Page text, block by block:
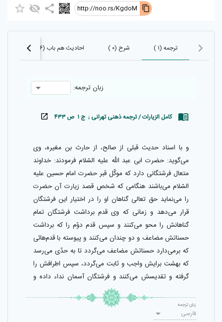
http://noo.rs/KgdoM
ترجمه (۱ ) شرح (۰ ) احادیث هم باب (۶۶۶)
زبان ترجمه:
کامل الزیارات / ترجمه ذهنی تهرانی ; ج ۱ ص ۴۳۳
و با اسناد حديث قبلى از صالح، از حارث بن مغيره، وى
مى‌گويد: حضرت ابى عبد اللّٰه عليه السّلام فرمودند: خداوند
متعال فرشتگانى دارد كه موكّل قبر حضرت امام حسين عليه
السّلام مى‌باشند هنگامى كه شخص قصد زيارت آن حضرت
را مى‌نمايد حق تعالى گناهان او را در اختيار اين فرشتگان
قرار مى‌دهد و زمانى كه وى قدم برداشت فرشتگان تمام
گناهانش را محو مى‌كنند و سپس قدم دوّم را كه برداشت
حسناتش مضاعف و دو چندان مى‌كنند و پيوسته با قدم‌هائى
كه برمى‌دارد حسناتش مضاعف مى‌گردد تا به حدّى مى‌رسد
كه بهشت برايش واجب و ثابت مى‌گردد، سپس اطرافش را
گرفته و تقديسش مى‌كنند و فرشتگان آسمان نداء داده و
مى‌گويند: زوّار دوست دوست خدا را تقديس نمائيد. و وقتى
زوّار غسل كردند حضرت محمّد صلّى اللّٰه عليه و آله و سلّم
ايشان را مورد نداء قرار داده و مى‌فرمايد: اى مسافران خدا!فارسی
زبان ترجمه